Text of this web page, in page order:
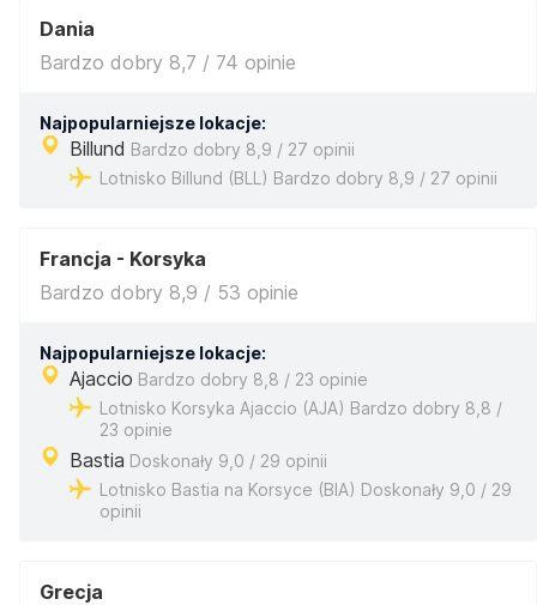
Dania
Bardzo dobry 8,7 / 74 opinie
Najpopularniejsze lokacje:
Billund Bardzo dobry 8,9 / 27 opinii
Lotnisko Billund (BLL) Bardzo dobry 8,9 / 27 opinii
Francja - Korsyka
Bardzo dobry 8,9 / 53 opinie
Najpopularniejsze lokacje:
Ajaccio Bardzo dobry 8,8 / 23 opinie
Lotnisko Korsyka Ajaccio (AJA) Bardzo dobry 8,8 /
23 opinie
Bastia Doskonały 9,0 / 29 opinii
Lotnisko Bastia na Korsyce (BIA) Doskonały 9,0 / 29
opinii
Grecja